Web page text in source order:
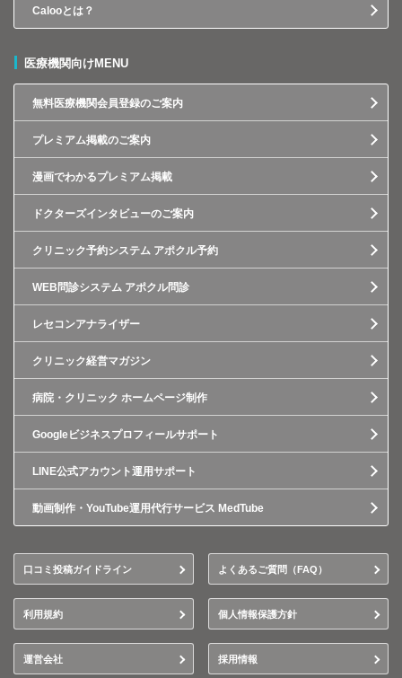
Calooとは？
医療機関向けMENU
無料医療機関会員登録のご案内
プレミアム掲載のご案内
漫画でわかるプレミアム掲載
ドクターズインタビューのご案内
クリニック予約システム アポクル予約
WEB問診システム アポクル問診
レセコンアナライザー
クリニック経営マガジン
病院・クリニック ホームページ制作
Googleビジネスプロフィールサポート
LINE公式アカウント運用サポート
動画制作・YouTube運用代行サービス MedTube
口コミ投稿ガイドライン よくあるご質問（FAQ）
利用規約 個人情報保護方針
運営会社 採用情報